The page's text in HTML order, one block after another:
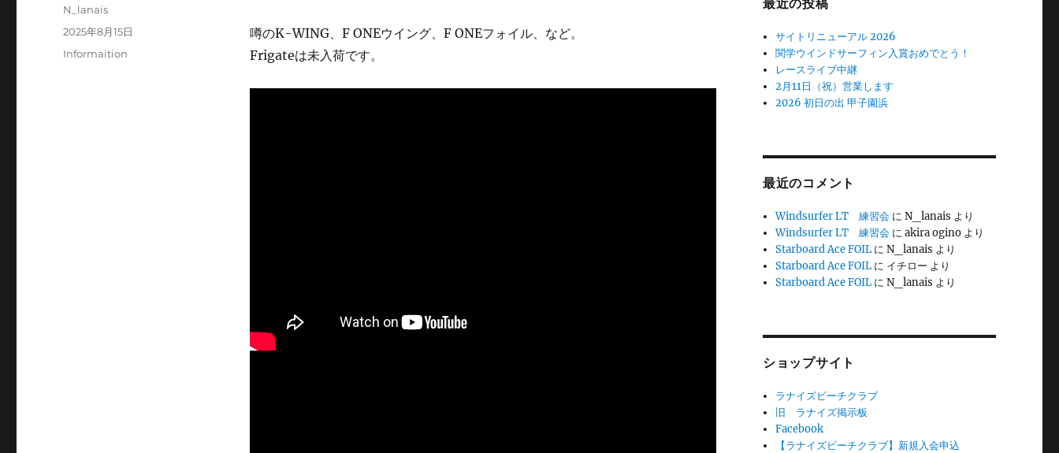
噂のK-WING、F ONEウイング、F ONEフォイル、など。
Frigateは未入荷です。
投
N_lanais
投
2025年8月15日
カ
Informaition
最近の投稿
サイトリニューアル 2026
関学ウインドサーフィン入賞おめでとう！
レースライブ中継
2月11日（祝）営業します
2026 初日の出 甲子園浜
最近のコメント
Windsurfer LT 練習会 にN_lanais より
Windsurfer LT 練習会 にakira ogino より
Starboard Ace FOIL にN_lanais より
Starboard Ace FOIL に イチロー より
Starboard Ace FOIL にN_lanais より
ショップサイト
ラナイズビーチクラブ
旧 ラナイズ掲示板
Facebook
【ラナイズビーチクラブ】新規入会申込